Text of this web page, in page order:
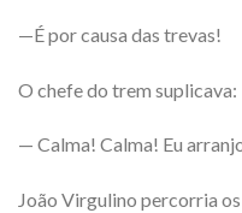
—É por causa das trevas!
O chefe do trem suplicava:
— Calma! Calma! Eu
João Virgulino percorria